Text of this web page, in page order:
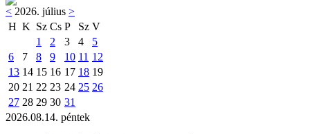
< 2026. július >
H K Sz Cs P Sz V
1
2 3 4
5
6
7 8 9 10 11 12
13 14 15 16 17 18 19
20 21 22 23 24 25 26
27 28 29 30 31
2026.08.14. péntek